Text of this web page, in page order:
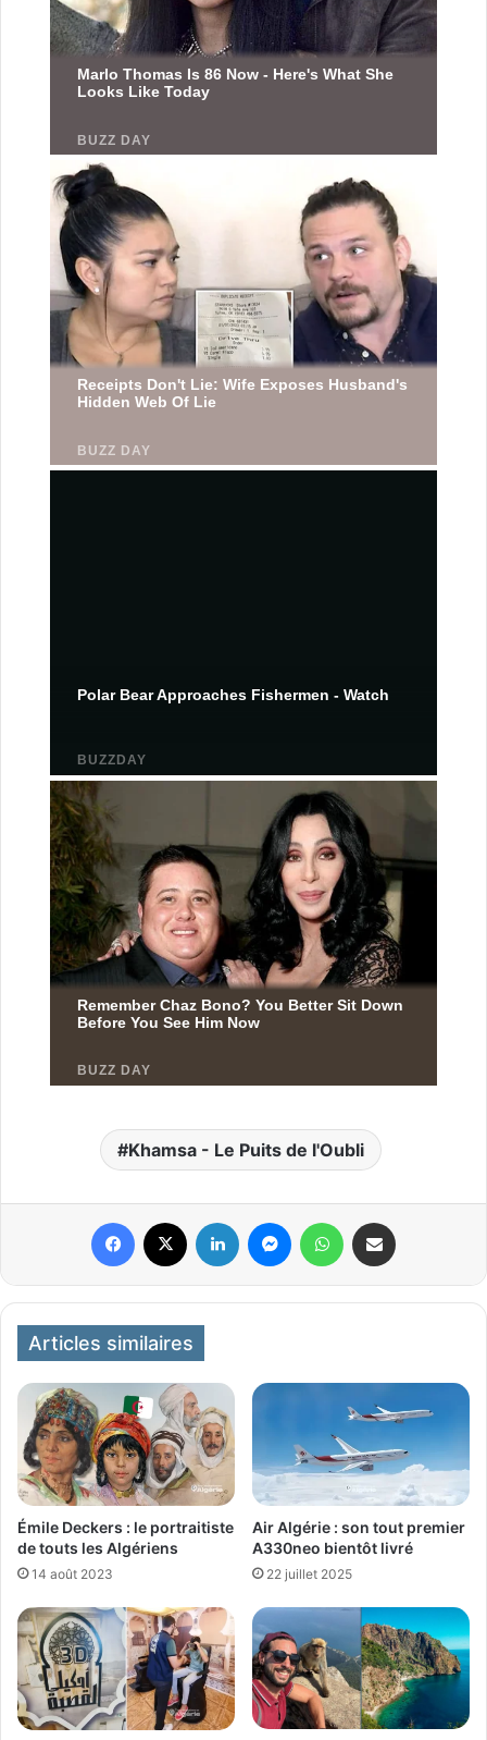
Khamsa - Le Puits de l'Oubli
Articles similaires
Émile Deckers : le portraitiste
de touts les Algériens
14 août 2023
Air Algérie : son tout premier
A330neo bientôt livré
22 juillet 2025